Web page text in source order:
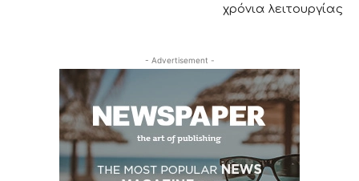
χρόνια λειτουργίας
- Advertisement -